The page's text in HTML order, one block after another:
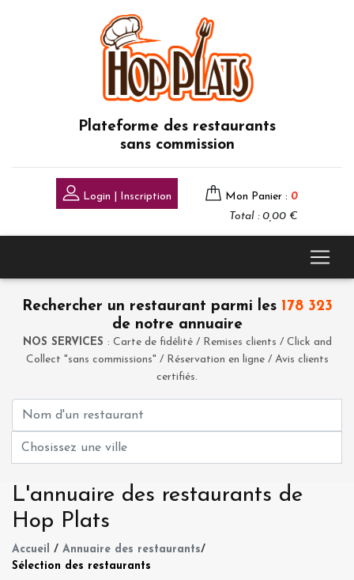
Plateforme des restaurants
sans commission
Login | Inscription Mon Panier : 0
Total : 0,00 €
Rechercher un restaurant parmi les 178 323
de notre annuaire
NOS SERVICES : Carte de fidélité / Remises clients / Click and
Collect "sans commissions" / Réservation en ligne / Avis clients
certifiés.
L'annuaire des restaurants de
Hop Plats
Accueil / Annuaire des restaurants/
Sélection des restaurants